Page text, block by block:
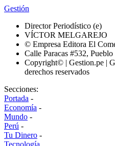
Gestión
Director Periodístico (e)
VÍCTOR MELGAREJO
© Empresa Editora El
Calle Paracas #532,
Copyright© | Gestion.pe |
derechos reservados
Secciones:
Portada -
Economía -
Mundo -
Perú -
Tu Dinero -